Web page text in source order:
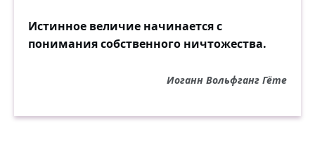
Истинное величие начинается с
понимания собственного ничтожества.
Иоганн Вольфганг Гёте